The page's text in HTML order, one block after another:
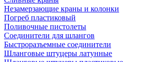
Незамерзающие краны и колонки
Погреб пластиковый
Поливочные пистолеты
Соединители для шлангов
Быстроразъемные соединители
Шланговые штуцеры латунные